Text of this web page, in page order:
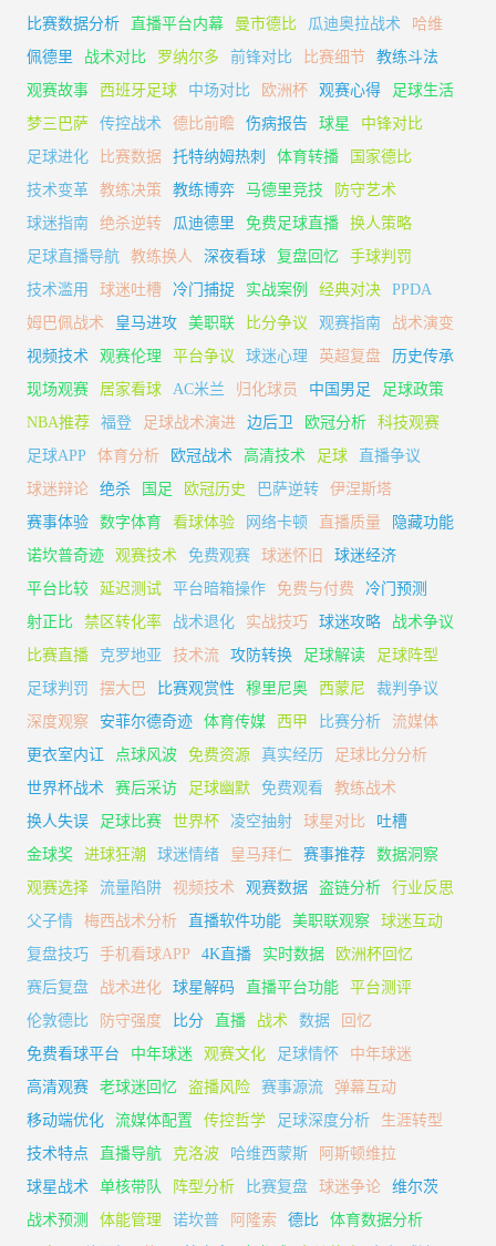
比赛数据分析
直播平台内幕 曼市德比 瓜迪奥拉战术
哈维
佩德里
战术对比 罗纳尔多 前锋对比 比赛细节
教练斗法
观赛故事
西班牙足球 中场对比 欧洲杯 观赛心得
足球生活
梦三巴萨
传控战术 德比前瞻 伤病报告 球星
中锋对比
足球进化
比赛数据 托特纳姆热刺 体育转播
国家德比
技术变革
教练决策 教练博弈 马德里竞技
防守艺术
球迷指南
绝杀逆转 瓜迪德里 免费足球直播
换人策略
足球直播导航
教练换人 深夜看球 复盘回忆
手球判罚
技术滥用
球迷吐槽 冷门捕捉 实战案例 经典对决
PPDA
姆巴佩战术
皇马进攻 美职联 比分争议 观赛指南
战术演变
视频技术
观赛伦理 平台争议 球迷心理 英超复盘
历史传承
现场观赛
居家看球 AC米兰 归化球员 中国男足
足球政策
NBA推荐
福登 足球战术演进 边后卫 欧冠分析
科技观赛
足球APP
体育分析 欧冠战术 高清技术 足球
直播争议
球迷辩论
绝杀 国足 欧冠历史 巴萨逆转
伊涅斯塔
赛事体验
数字体育 看球体验 网络卡顿 直播质量
隐藏功能
诺坎普奇迹
观赛技术 免费观赛 球迷怀旧
球迷经济
平台比较
延迟测试 平台暗箱操作 免费与付费
冷门预测
射正比
禁区转化率 战术退化 实战技巧 球迷攻略
战术争议
比赛直播
克罗地亚 技术流 攻防转换 足球解读
足球阵型
足球判罚
摆大巴 比赛观赏性 穆里尼奥 西蒙尼
裁判争议
深度观察
安菲尔德奇迹 体育传媒 西甲 比赛分析
流媒体
更衣室内讧
点球风波 免费资源 真实经历
足球比分分析
世界杯战术
赛后采访 足球幽默 免费观看
教练战术
换人失误
足球比赛 世界杯 凌空抽射 球星对比
吐槽
金球奖
进球狂潮 球迷情绪 皇马拜仁 赛事推荐
数据洞察
观赛选择
流量陷阱 视频技术 观赛数据 盗链分析
行业反思
父子情
梅西战术分析 直播软件功能 美职联观察
球迷互动
复盘技巧
手机看球APP 4K直播 实时数据
欧洲杯回忆
赛后复盘
战术进化 球星解码 直播平台功能
平台测评
伦敦德比
防守强度 比分 直播 战术 数据
回忆
免费看球平台
中年球迷 观赛文化 足球情怀
中年球迷
高清观赛
老球迷回忆 盗播风险 赛事源流
弹幕互动
移动端优化
流媒体配置 传控哲学 足球深度分析
生涯转型
技术特点
直播导航 克洛波 哈维西蒙斯
阿斯顿维拉
球星战术
单核带队 阵型分析 比赛复盘 球迷争论
维尔茨
战术预测
体能管理 诺坎普 阿隆索 德比
体育数据分析